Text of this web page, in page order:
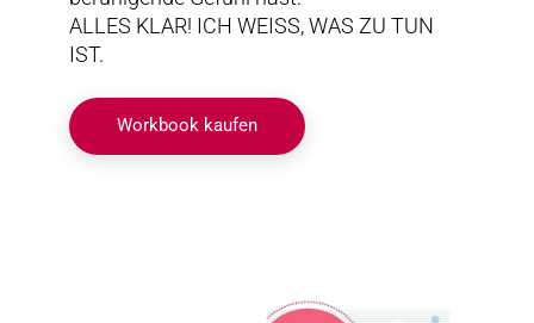
ALLES KLAR! ICH WEISS, WAS ZU TUN
IST.
Workbook kaufen